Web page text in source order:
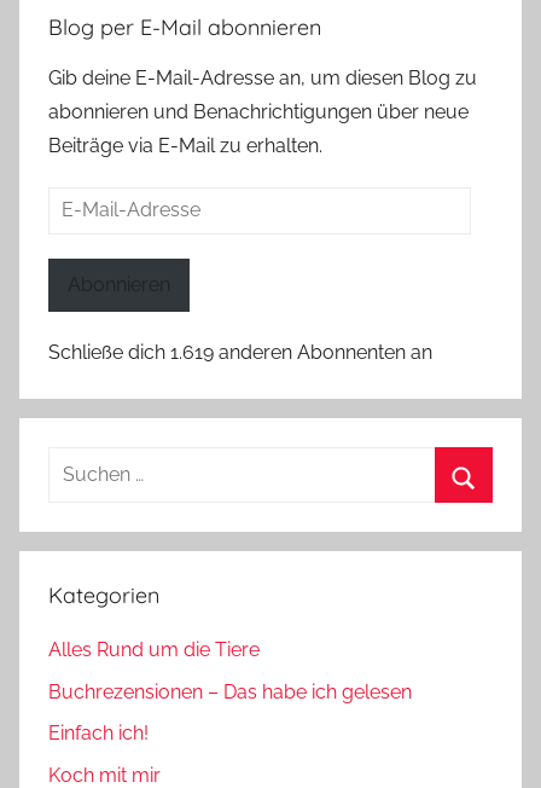
Blog per E-Mail abonnieren
Gib deine E-Mail-Adresse an, um diesen Blog zu
abonnieren und Benachrichtigungen über neue
Beiträge via E-Mail zu erhalten.
E-
Abonnieren
Schließe dich 1.619 anderen Abonnenten an
Suchen
Kategorien
Alles Rund um die Tiere
Buchrezensionen – Das habe ich gelesen
Einfach ich!
Koch mit mir